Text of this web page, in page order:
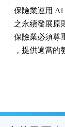
保險業運用 AI
之永續發展原
保險業必須尊
，提供適當的